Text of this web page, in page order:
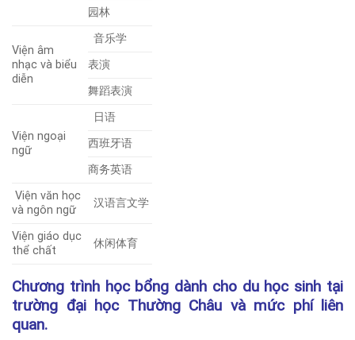
园林
Viện âm
nhạc và biểu
diễn
音乐学
表演
舞蹈表演
Viện ngoại
ngữ
日语
西班牙语
商务英语
Viện văn học
và ngôn ngữ
汉语言文学
Viện giáo dục
thể chất
休闲体育
Chương trình học bổng dành cho du học sinh tại
trường đại học Thường Châu và mức phí liên
quan.